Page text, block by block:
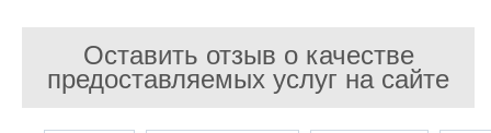
Оставить отзыв о качестве
предоставляемых услуг на сайте